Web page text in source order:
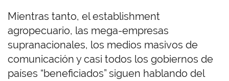
Mientras tanto, el establishment
agropecuario, las mega-empresas
supranacionales, los medios masivos de
comunicación y casi todos los gobiernos de
países “beneficiados” siguen hablando del